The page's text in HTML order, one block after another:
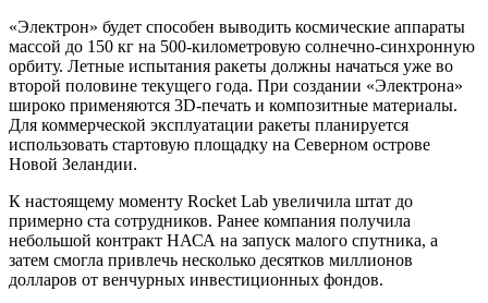
«Электрон» будет способен выводить космические аппараты
массой до 150 кг на 500-километровую солнечно-синхронную
орбиту. Летные испытания ракеты должны начаться уже во
второй половине текущего года. При создании «Электрона»
широко применяются 3D-печать и композитные материалы.
Для коммерческой эксплуатации ракеты планируется
использовать стартовую площадку на Северном острове
Новой Зеландии.
К настоящему моменту Rocket Lab увеличила штат до
примерно ста сотрудников. Ранее компания получила
небольшой контракт НАСА на запуск малого спутника, а
затем смогла привлечь несколько десятков миллионов
долларов от венчурных инвестиционных фондов.